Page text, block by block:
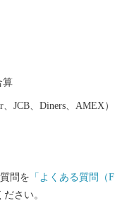
らに、岩手県内唯一の
北自動車道、東北横断
有しています。
算
JCB、Diners、AMEX）
問を 「よくある質問（F
さい。